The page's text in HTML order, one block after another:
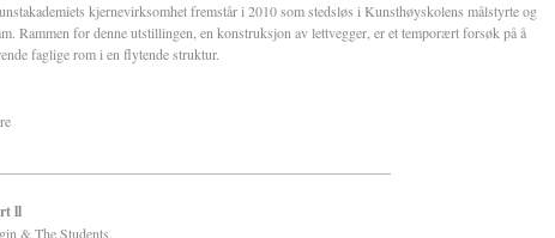
kjernevirksomhet fremstår i 2010 som stedsløs i Kunsthøyskolens målstyrte og
Rammen for denne utstillingen, en konstruksjon av lettvegger, er et temporært forsøk på å
faglige rom i en flytende struktur.
ll
& The Students.